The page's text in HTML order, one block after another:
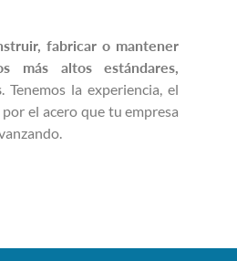
fabricar o mantener
más altos estándares,
. Tenemos la experiencia, el
el acero que tu empresa